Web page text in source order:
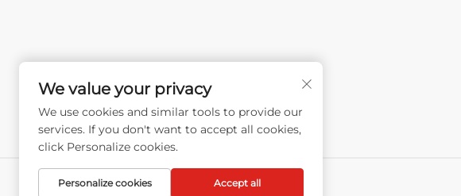
We value your privacy
We use cookies and similar tools to provide our
services. If you don't want to accept all cookies,
click Personalize cookies.
Personalize cookies Accept all